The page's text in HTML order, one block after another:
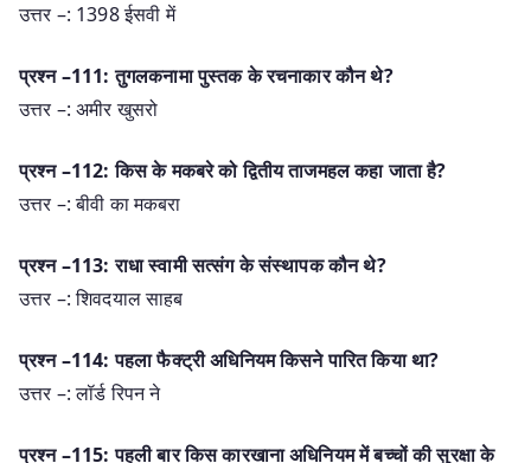
उत्तर –: 1398 ईसवी में
प्रश्न –111: तुगलकनामा पुस्तक के रचनाकार कौन थे?
उत्तर –: अमीर खुसरो
प्रश्न –112: किस के मकबरे को द्वितीय ताजमहल कहा जाता है?
उत्तर –: बीवी का मकबरा
प्रश्न –113: राधा स्वामी सत्संग के संस्थापक कौन थे?
उत्तर –: शिवदयाल साहब
प्रश्न –114: पहला फैक्ट्री अधिनियम किसने पारित किया था?
उत्तर –: लॉर्ड रिपन ने
प्रश्न –115: पहली बार किस कारखाना अधिनियम में बच्चों की सुरक्षा के